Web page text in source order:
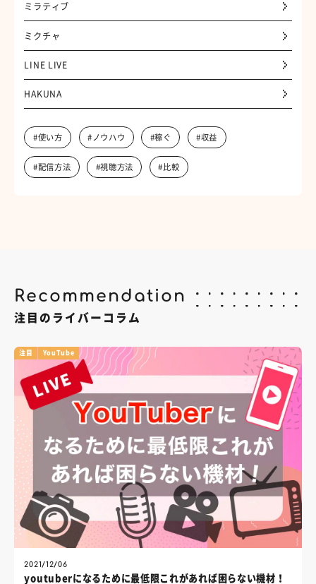
ミラティブ
ミクチャ
LINE LIVE
HAKUNA
#使い方 #ノウハウ #稼ぐ #収益
#配信方法 #視聴方法 #比較
Recommendation
注目のライバーコラム
注目 YouTube
2021/12/06
youtuberになるために最低限これがあれば困らない機材！